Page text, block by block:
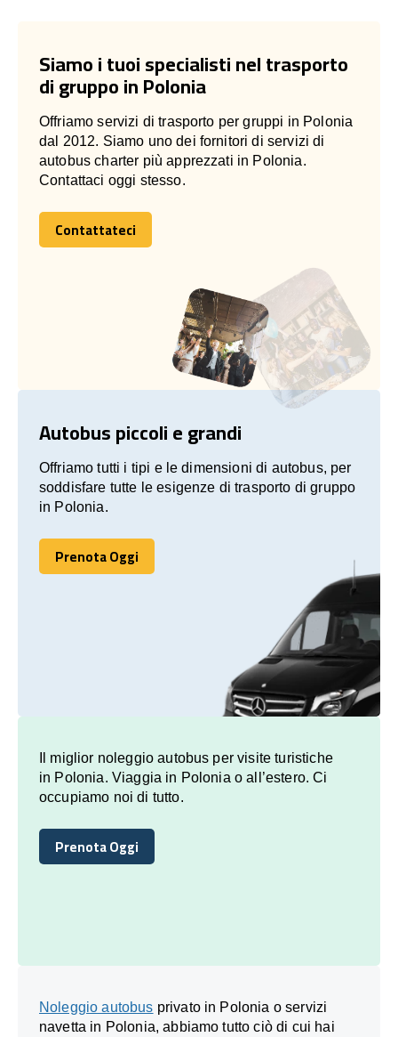
Siamo i tuoi specialisti nel trasporto
di gruppo in Polonia
Offriamo servizi di trasporto per gruppi in Polonia
dal 2012. Siamo uno dei fornitori di servizi di
autobus charter più apprezzati in Polonia.
Contattaci oggi stesso.
Contattateci
Contattateci
Autobus piccoli e grandi
Offriamo tutti i tipi e le dimensioni di autobus, per
soddisfare tutte le esigenze di trasporto di gruppo
in Polonia.
Prenota Oggi
Prenota Oggi
Il miglior noleggio autobus per visite turistiche
in Polonia. Viaggia in Polonia o all’estero. Ci
occupiamo noi di tutto.
Prenota Oggi
Prenota Oggi
Noleggio autobus privato in Polonia o servizi
navetta in Polonia, abbiamo tutto ciò di cui hai